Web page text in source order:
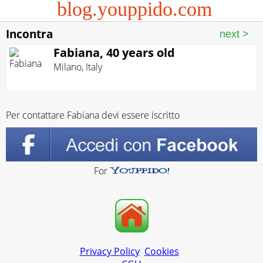
blog.youppido.com
Incontra
Fabiana, 40 years old
Milano, Italy
Per contattare Fabiana devi essere iscritto
For
Privacy Policy Cookies